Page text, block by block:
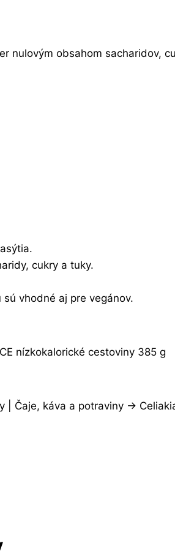
nulovým obsahom sacharidov,
cukry a tuky.
vhodné aj pre vegánov.
nízkokalorické cestoviny 385 g
| Čaje, káva a potraviny ->